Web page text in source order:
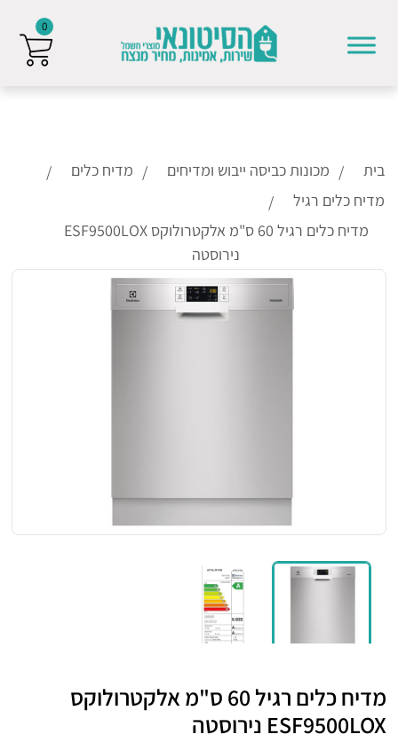
בית מכונות כביסה ייבוש ומדיחים
מדיח כלים
מדיח כלים רגיל
מדיח כלים רגיל 60 ס"מ אלקטרולוקס ESF9500LOX
נירוסטה
מדיח כלים רגיל 60 ס"מ אלקטרולוקס
ESF9500LOX נירוסטה
0